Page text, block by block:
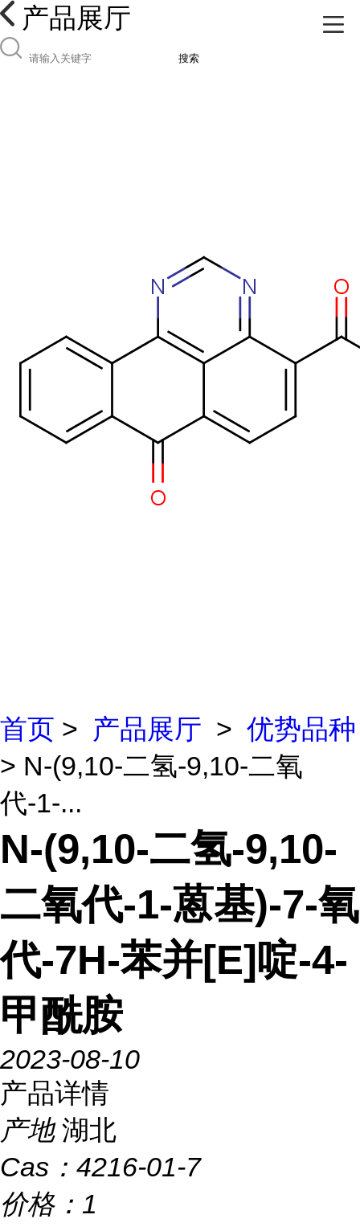
产品展厅
搜索
首页 > 产品展厅 > 优势品种
> N-(9,10-二氢-9,10-二氧
代-1-...
N-(9,10-二氢-9,10-
二氧代-1-蒽基)-7-氧
代-7H-苯并[E]啶-4-
甲酰胺
2023-08-10
产品详情
产地 湖北
Cas： 4216-01-7
价格： 1